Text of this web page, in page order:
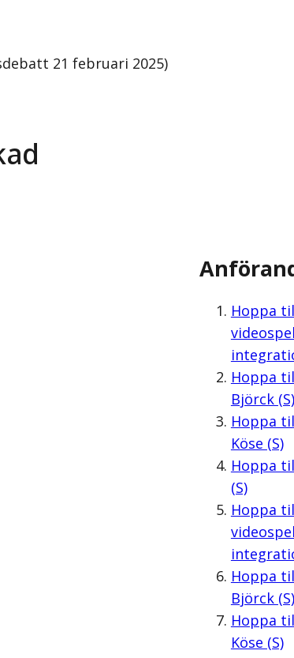
21 februari 2025)
Hoppa
Hoppa
Björck (S)
Hoppa
Köse (S)
Hoppa
(S)
Hoppa
Hoppa
Björck (S)
Hoppa
Köse (S)